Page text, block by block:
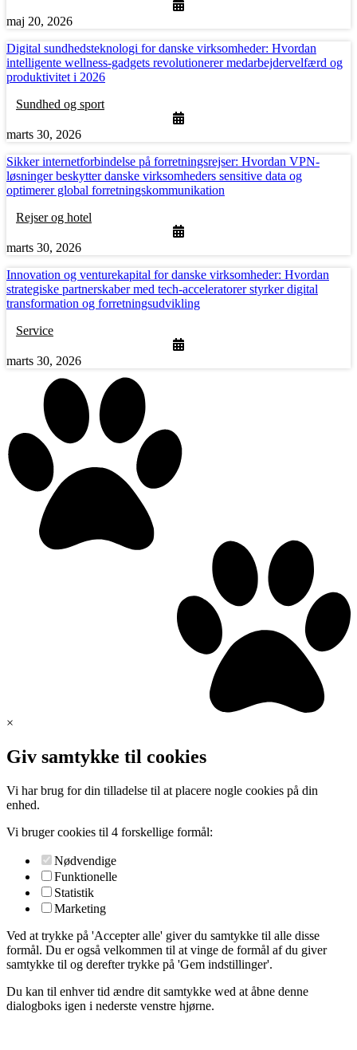
maj 20, 2026
Digital sundhedsteknologi for danske virksomheder: Hvordan
intelligente wellness-gadgets revolutionerer medarbejdervelfærd og
produktivitet i 2026
Sundhed og sport
marts 30, 2026
Sikker internetforbindelse på forretningsrejser: Hvordan VPN-
løsninger beskytter danske virksomheders sensitive data og
optimerer global forretningskommunikation
Rejser og hotel
marts 30, 2026
Innovation og venturekapital for danske virksomheder: Hvordan
strategiske partnerskaber med tech-acceleratorer styrker digital
transformation og forretningsudvikling
Service
marts 30, 2026
×
Giv samtykke til cookies
Vi har brug for din tilladelse til at placere nogle cookies på din
enhed.
Vi bruger cookies til 4 forskellige formål:
Nødvendige
Funktionelle
Statistik
Marketing
Ved at trykke på 'Accepter alle' giver du samtykke til alle disse
formål. Du er også velkommen til at vinge de formål af du giver
samtykke til og derefter trykke på 'Gem indstillinger'.
Du kan til enhver tid ændre dit samtykke wed at åbne denne
dialogboks igen i nederste venstre hjørne.